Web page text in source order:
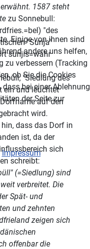
1587 steht
zu Sonnebull:
"des
"Sunja"
sunjis=wahr
"Siedlung des
ein und leuchtet
auf den
wird.
dass das Dorf in
ist, da der
sich
schreibt:
(=Siedlung) sind
verbreitet. Die
Spät- und
und zehnten
zeigen sich
offenbar die
Einige von ihnen sind
andere uns helfen,
zu verbessern (Tracking
ob Sie die Cookies
bei einer Ablehnung
der Seite zur
Impressum